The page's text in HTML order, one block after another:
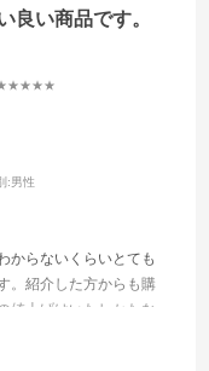
良い商品です。
:男性
からないくらいとても
。紹介した方からも購
値上げはいたしかたな
ださい。車が変わるた